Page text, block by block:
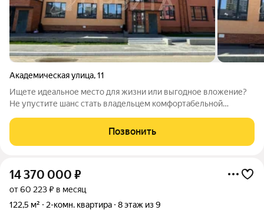
Академическая улица,11
Ищете идеальное место для жизни или выгодное вложение?
Не упустите шанс стать владельцем комфортабельной
Основные характеристики: Площадь: 100 м, что обеспечивает
достаточно пространства для
Позвонить
14 370 000 ₽
от 60 223 ₽ в месяц
122,5 м²
2-комн. квартира 8 этаж из 9